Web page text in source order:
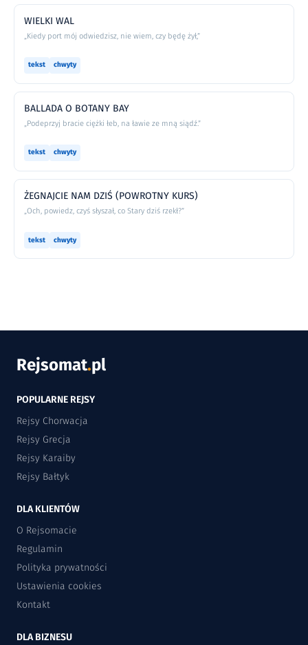
WIELKI WAL
„Kiedy port mój odwiedzisz, nie wiem, czy będę żył,”
tekst chwyty
BALLADA O BOTANY BAY
„Podeprzyj bracie ciężki łeb, na ławie ze mną siądź.”
tekst chwyty
ŻEGNAJCIE NAM DZIŚ (POWROTNY KURS)
„Och, powiedz, czyś słyszał, co Stary dziś rzekł?”
tekst chwyty
Rejsomat.pl
POPULARNE REJSY
Rejsy Chorwacja
Rejsy Grecja
Rejsy Karaiby
Rejsy Bałtyk
DLA KLIENTÓW
O Rejsomacie
Regulamin
Polityka prywatności
Ustawienia cookies
Kontakt
DLA BIZNESU